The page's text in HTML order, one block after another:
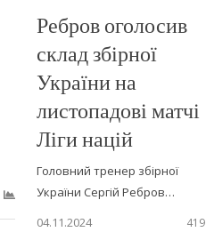
Ребров оголосив
склад збірної
України на
листопадові матчі
Ліги націй
Головний тренер збірної
України Сергій Ребров…
04.11.2024
419